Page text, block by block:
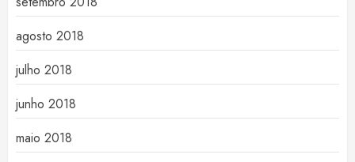
agosto 2018
julho 2018
junho 2018
maio 2018